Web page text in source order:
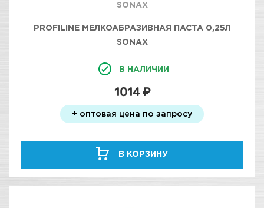
SONAX
PROFILINE МЕЛКОАБРАЗИВНАЯ ПАСТА 0,25Л
SONAX
В НАЛИЧИИ
1014 ₽
+ оптовая цена по запросу
В КОРЗИНУ